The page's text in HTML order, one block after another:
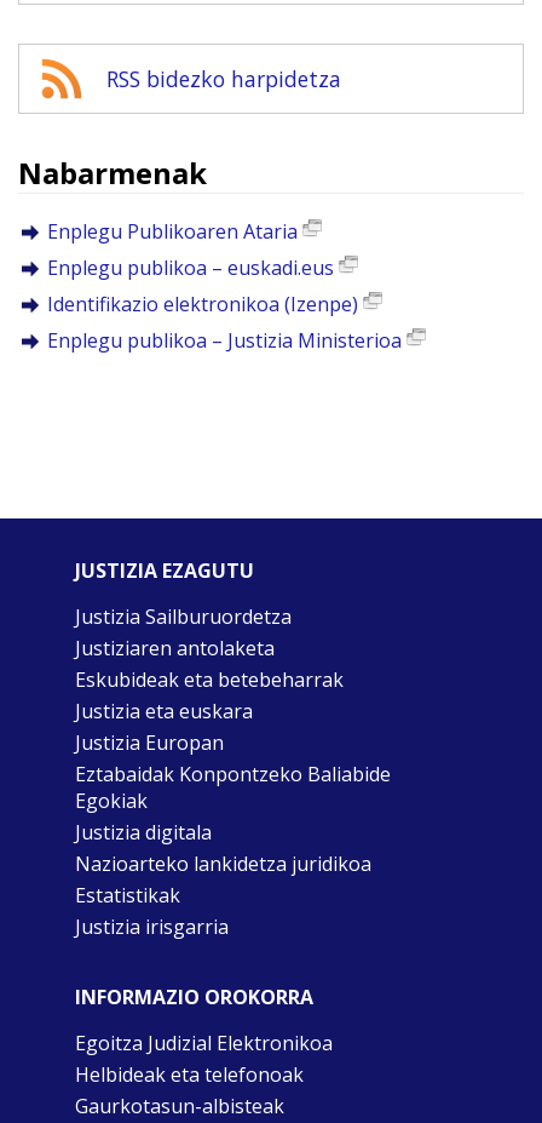
RSS bidezko harpidetza
Nabarmenak
Enplegu Publikoaren Ataria
Enplegu publikoa – euskadi.eus
Identifikazio elektronikoa (Izenpe)
Enplegu publikoa – Justizia Ministerioa
JUSTIZIA EZAGUTU
Justizia Sailburuordetza
Justiziaren antolaketa
Eskubideak eta betebeharrak
Justizia eta euskara
Justizia Europan
Eztabaidak Konpontzeko Baliabide
Egokiak
Justizia digitala
Nazioarteko lankidetza juridikoa
Estatistikak
Justizia irisgarria
INFORMAZIO OROKORRA
Egoitza Judizial Elektronikoa
Helbideak eta telefonoak
Gaurkotasun-albisteak